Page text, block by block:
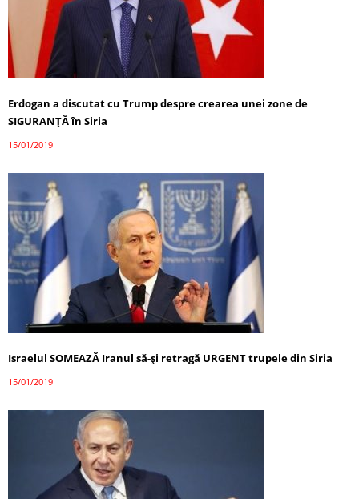
Erdogan a discutat cu Trump despre crearea unei zone de
SIGURANȚĂ în Siria
15/01/2019
Israelul SOMEAZĂ Iranul să-și retragă URGENT trupele din Siria
15/01/2019